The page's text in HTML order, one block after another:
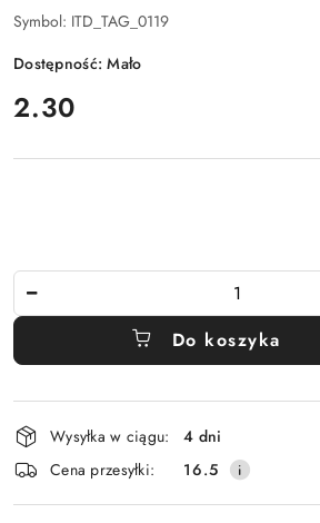
Symbol: ITD_TAG_0119
Dostępność:Mało
cena:
2.30
Do koszyka
Dostępność
i
dostawa
Wysyłka w ciągu:
4 dni
Cena przesyłki:
16.5